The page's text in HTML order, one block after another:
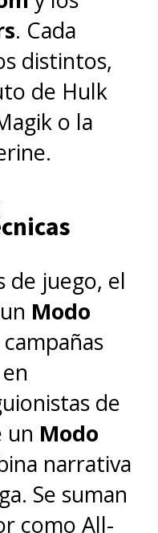
al
su
Misión
Shaw. En los
una
a
y de
de
. Cada
distintos,
de Hulk
o la
de juego, el
Modo
de
un Modo
narrativa
Se suman
como All-